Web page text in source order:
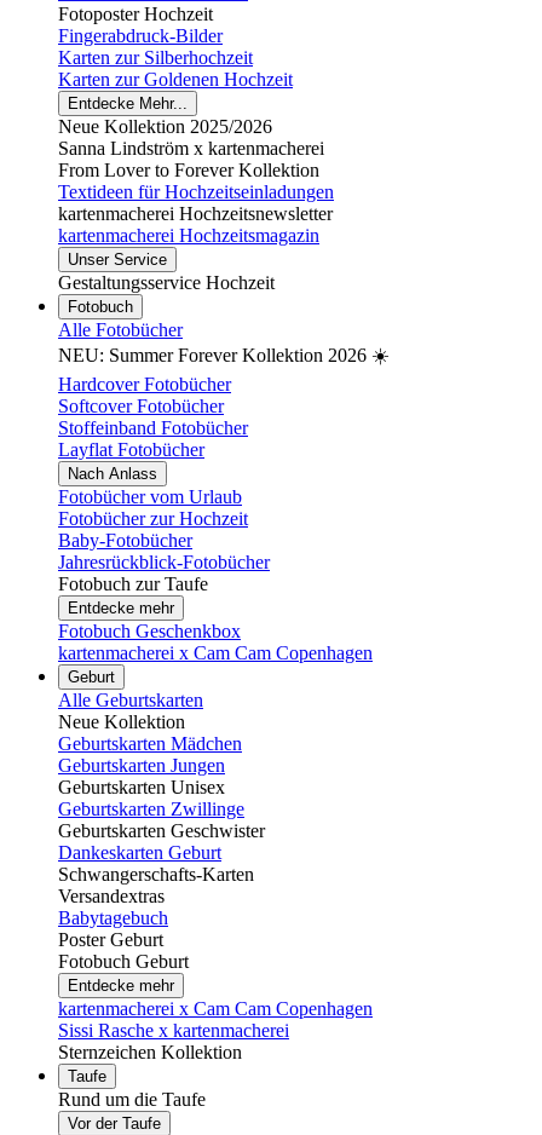
Fotoposter Hochzeit
Fingerabdruck-Bilder
Karten zur Silberhochzeit
Karten zur Goldenen Hochzeit
Entdecke Mehr...
Neue Kollektion 2025/2026
Sanna Lindström x kartenmacherei
From Lover to Forever Kollektion
Textideen für Hochzeitseinladungen
kartenmacherei Hochzeitsnewsletter
kartenmacherei Hochzeitsmagazin
Unser Service
Gestaltungsservice Hochzeit
Fotobuch
Alle Fotobücher
NEU: Summer Forever Kollektion 2026 ☀️
Hardcover Fotobücher
Softcover Fotobücher
Stoffeinband Fotobücher
Layflat Fotobücher
Nach Anlass
Fotobücher vom Urlaub
Fotobücher zur Hochzeit
Baby-Fotobücher
Jahresrückblick-Fotobücher
Fotobuch zur Taufe
Entdecke mehr
Fotobuch Geschenkbox
kartenmacherei x Cam Cam Copenhagen
Geburt
Alle Geburtskarten
Neue Kollektion
Geburtskarten Mädchen
Geburtskarten Jungen
Geburtskarten Unisex
Geburtskarten Zwillinge
Geburtskarten Geschwister
Dankeskarten Geburt
Schwangerschafts-Karten
Versandextras
Babytagebuch
Poster Geburt
Fotobuch Geburt
Entdecke mehr
kartenmacherei x Cam Cam Copenhagen
Sissi Rasche x kartenmacherei
Sternzeichen Kollektion
Taufe
Rund um die Taufe
Vor der Taufe